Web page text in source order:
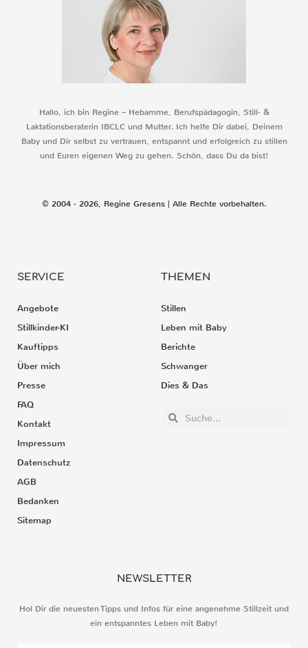
Hallo, ich bin Regine – Hebamme, Berufspädagogin, Still- &
Laktationsberaterin IBCLC und Mutter. Ich helfe Dir dabei, Deinem
Baby und Dir selbst zu vertrauen, entspannt und erfolgreich zu stillen
und Euren eigenen Weg zu gehen. Schön, dass Du da bist!
© 2004 - 2026, Regine Gresens | Alle Rechte vorbehalten.
SERVICE
Angebote
Stillkinder-KI
Kauftipps
Über mich
Presse
FAQ
Kontakt
Impressum
Datenschutz
AGB
Bedanken
Sitemap
THEMEN
Stillen
Leben mit Baby
Berichte
Schwanger
Dies & Das
NEWSLETTER
Hol Dir die neuesten Tipps und Infos für eine angenehme Stillzeit und
ein entspanntes Leben mit Baby!